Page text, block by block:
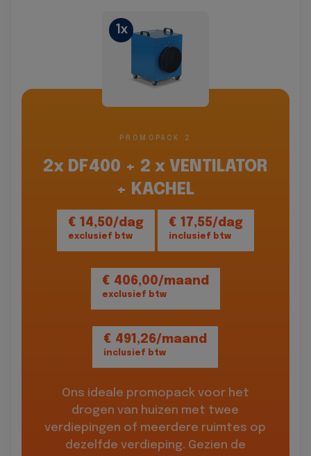
1x
PROMOPACK 2
2x DF400 + 2 x VENTILATOR
+ KACHEL
€ 14,50/dag
exclusief btw
€ 17,55/dag
inclusief btw
€ 406,00/maand
exclusief btw
€ 491,26/maand
inclusief btw
Ons ideale promopack voor het
drogen van huizen met twee
verdiepingen of meerdere ruimtes op
dezelfde verdieping. Gezien de